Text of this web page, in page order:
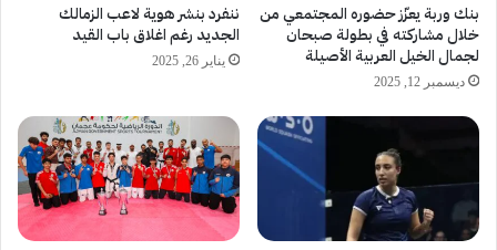
بنك وربة يعزّز حضوره المجتمعي من
خلال مشاركته في بطولة صبحان
لجمال الخيل العربية الأصيلة
ديسمبر 12, 2025
ننفرد بنشر هوية لاعب الزمالك
الجديد رغم اغلاق باب القيد
يناير 26, 2025